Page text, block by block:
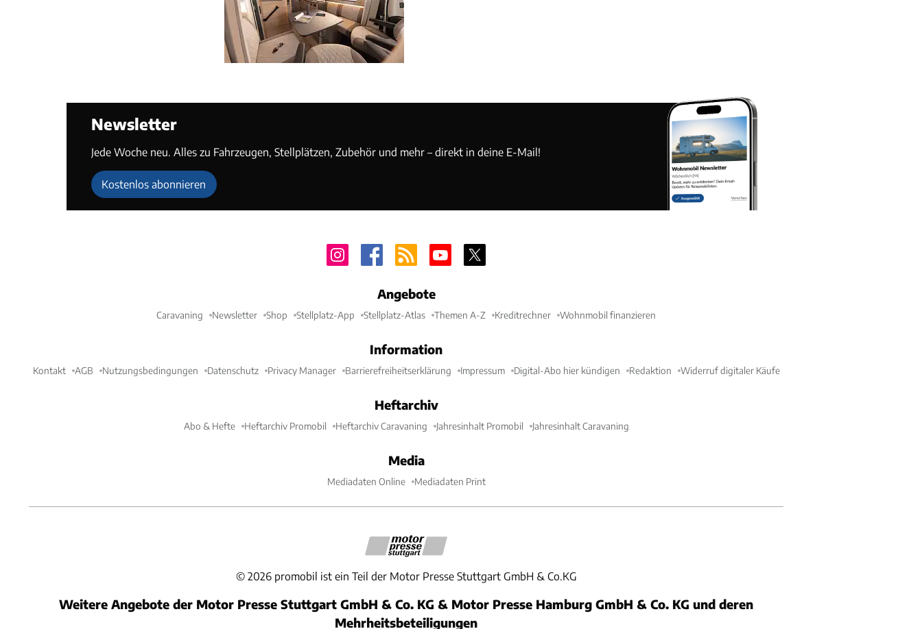
Newsletter
Jede Woche neu. Alles zu Fahrzeugen, Stellplätzen, Zubehör und mehr – direkt in deine E-Mail!
Kostenlos abonnieren
Angebote
Caravaning Newsletter Shop Stellplatz-App Stellplatz-Atlas Themen A-Z Kreditrechner Wohnmobil finanzieren
Information
Kontakt AGB Nutzungsbedingungen Datenschutz Privacy Manager Barrierefreiheitserklärung Impressum Digital-Abo hier kündigen Redaktion Widerruf digitaler Käufe
Heftarchiv
Abo & Hefte Heftarchiv Promobil Heftarchiv Caravaning Jahresinhalt Promobil Jahresinhalt Caravaning
Media
Mediadaten Online Mediadaten Print
© 2026 promobil ist ein Teil der Motor Presse Stuttgart GmbH & Co.KG
Weitere Angebote der Motor Presse Stuttgart GmbH & Co. KG & Motor Presse Hamburg GmbH & Co. KG und deren
Mehrheitsbeteiligungen